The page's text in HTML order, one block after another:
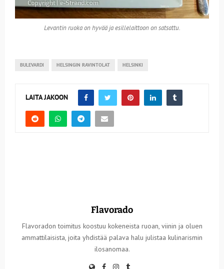
Levantin ruoka on hyvää ja esillelaittoon on satsattu.
BULEVARDI HELSINGIN RAVINTOLAT HELSINKI
LAITA JAKOON
Flavorado
Flavoradon toimitus koostuu kokeneista ruoan, viinin ja oluen
ammattilaisista, joita yhdistää palava halu julistaa kulinarismin
ilosanomaa.